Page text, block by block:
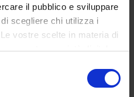
il pubblico e sviluppare
scegliere chi utilizza i
vostre scelte in materia di
questa proprietà digitale
consenso in qualsiasi
sui cookie o facendo clic
GIUR-